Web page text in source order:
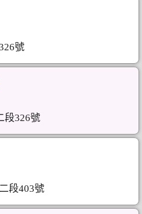
號
段326號
段403號